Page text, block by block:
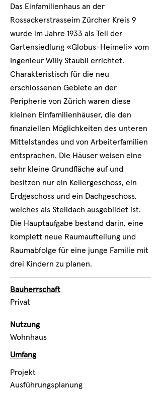
Das Einfamilienhaus an der
Rossackerstrasseim Zürcher Kreis 9
wurde im Jahre 1933 als Teil der
Gartensiedlung «Globus-Heimeli» vom
Ingenieur Willy Stäubli errichtet.
Charakteristisch für die neu
erschlossenen Gebiete an der
Peripherie von Zürich waren diese
kleinen Einfamilienhäuser, die den
finanziellen Möglichkeiten des unteren
Mittelstandes und von Arbeiterfamilien
entsprachen. Die Häuser weisen eine
sehr kleine Grundfläche auf und
besitzen nur ein Kellergeschoss, ein
Erdgeschoss und ein Dachgeschoss,
welches als Steildach ausgebildet ist.
Die Hauptaufgabe bestand darin, eine
komplett neue Raumaufteilung und
Raumabfolge für eine junge Familie mit
drei Kindern zu planen.
Bauherrschaft
Privat
Nutzung
Wohnhaus
Umfang
Projekt
Ausführungsplanung